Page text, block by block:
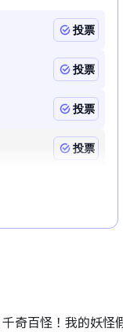
奇百怪！我的妖怪